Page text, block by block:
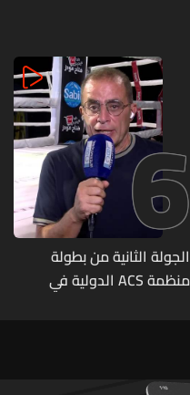
6
الجولة الثانية من بطولة
منظمة ACS الدولية في